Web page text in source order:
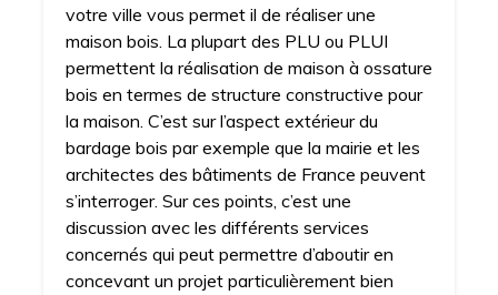
votre ville vous permet il de réaliser une
maison bois. La plupart des PLU ou PLUI
permettent la réalisation de maison à ossature
bois en termes de structure constructive pour
la maison. C’est sur l’aspect extérieur du
bardage bois par exemple que la mairie et les
architectes des bâtiments de France peuvent
s’interroger. Sur ces points, c’est une
discussion avec les différents services
concernés qui peut permettre d’aboutir en
concevant un projet particulièrement bien